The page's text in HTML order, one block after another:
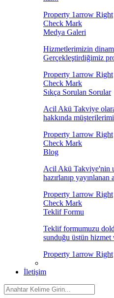
Medya Galeri
Hizmetlerimizin
Gerçekleştirdiğimiz
Sıkça Sorulan Sorular
Acil Akü Takviye
hakkında
Blog
Acil Akü Takviye'nin
hazırlanıp
Teklif Formu
Teklif formumuzu
sunduğu üstün
İletişim